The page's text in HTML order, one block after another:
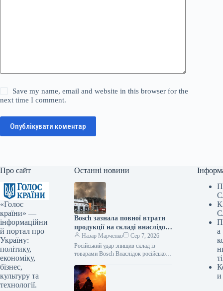
Save my name, email and website in this browser for the
next time I comment.
Опублікувати коментар
Про сайт
«Голос
країни» —
інформаційни
й портал про
Україну:
політику,
економіку,
бізнес,
культуру та
технології.
Останні новини
Bosch зазнала повної втрати
продукції на складі внаслідок
російського нападу
Назар Марченко
Сер 7, 2026
Російський удар знищив склад із
товарами Bosch Внаслідок російської
партнера Bosch, де зберігалася
продукція. Як повідомляє Delo.ua,
а
ті
и